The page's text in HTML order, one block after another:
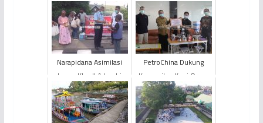
Narapidana Asimilasi
Lapas Klas II A Jambi
Berbagi Takjil dan
Sembako
PetroChina Dukung
Komunitas Kopi Orang
Kite untuk Promosi dan
Pemasaran Kopi
Liberika